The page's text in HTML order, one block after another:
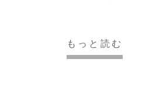
もっと読む